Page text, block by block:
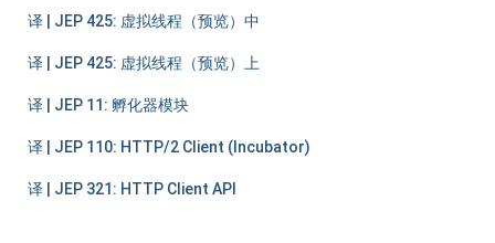
译 | JEP 425: 虚拟线程（预览）中
译 | JEP 425: 虚拟线程（预览）上
译 | JEP 11: 孵化器模块
译 | JEP 110: HTTP/2 Client (Incubator)
译 | JEP 321: HTTP Client API